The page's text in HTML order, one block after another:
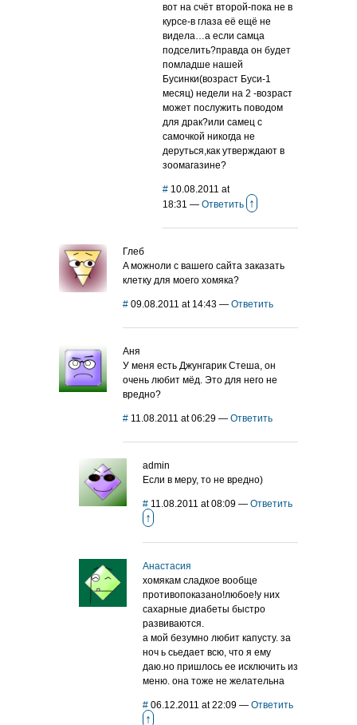
вот на счёт второй-пока не в
курсе-в глаза её ещё не
видела…а если самца
подселить?правда он будет
помладше нашей
Бусинки(возраст Буси-1
месяц) недели на 2 -возраст
может послужить поводом
для драк?или самец с
самочкой никогда не
деруться,как утверждают в
зоомагазине?
# 10.08.2011 at
18:31 — Ответить ↑
Глеб
A можноли с вашего сайта заказать
клетку для моего хомяка?
# 09.08.2011 at 14:43 — Ответить
Аня
У меня есть Джунгарик Стеша, он
очень любит мёд. Это для него не
вредно?
# 11.08.2011 at 06:29 — Ответить
admin
Если в меру, то не вредно)
# 11.08.2011 at 08:09 — Ответить
↑
Анастасия
хомякам сладкое вообще
противопоказано!любое!у них
сахарные диабеты быстро
развиваются.
а мой безумно любит капусту. за
ноч ь сьедает всю, что я ему
даю.но пришлось ее исключить из
меню. она тоже не желательна
# 06.12.2011 at 22:09 — Ответить
↑